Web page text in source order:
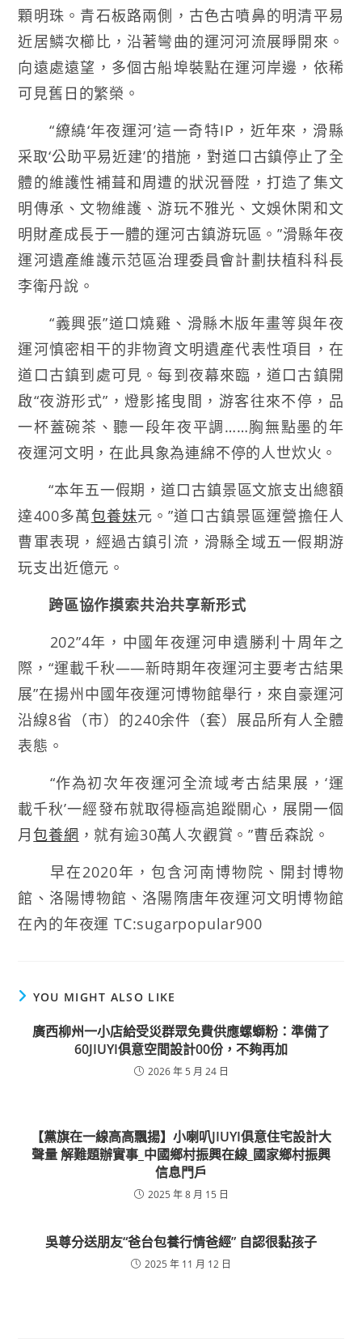
顆明珠。青石板路兩側，古色古噴鼻的明清平易
近居鱗次櫛比，沿著彎曲的運河河流展睜開來。
向遠處遠望，多個古船埠裝點在運河岸邊，依稀
可見舊日的繁榮。
“繚繞‘年夜運河’這一奇特IP，近年來，滑縣
采取‘公助平易近建’的措施，對道口古鎮停止了全
體的維護性補葺和周遭的狀況晉陞，打造了集文
明傳承、文物維護、游玩不雅光、文娛休閑和文
明財產成長于一體的運河古鎮游玩區。”滑縣年夜
運河遺產維護示范區治理委員會計劃扶植科科長
李衛丹說。
“義興張”道口燒雞、滑縣木版年畫等與年夜
運河慎密相干的非物資文明遺產代表性項目，在
道口古鎮到處可見。每到夜幕來臨，道口古鎮開
啟“夜游形式”，燈影搖曳間，游客往來不停，品
一杯蓋碗茶、聽一段年夜平調……胸無點墨的年
夜運河文明，在此具象為連綿不停的人世炊火。
“本年五一假期，道口古鎮景區文旅支出總額
達400多萬包養妹元。”道口古鎮景區運營擔任人
曹軍表現，經過古鎮引流，滑縣全域五一假期游
玩支出近億元。
跨區協作摸索共治共享新形式
202”4年，中國年夜運河申遺勝利十周年之
際，“運載千秋——新時期年夜運河主要考古結果
展”在揚州中國年夜運河博物館舉行，來自豪運河
沿線8省（市）的240余件（套）展品所有人全體
表態。
“作為初次年夜運河全流域考古結果展，‘運
載千秋’一經發布就取得極高追蹤關心，展開一個
月包養網 ，就有逾30萬人次觀賞。”曹岳森說。
早在2020年，包含河南博物院、開封博物
館、洛陽博物館、洛陽隋唐年夜運河文明博物館
在內的年夜運 TC:sugarpopular900
YOU MIGHT ALSO LIKE
廣西柳州一小店給受災群眾免費供應螺螄粉：準備了
60JIUYI俱意空間設計00份，不夠再加
2026 年 5 月 24 日
【黨旗在一線高高飄揚】小喇叭JIUYI俱意住宅設計大
聲量 解難題辦實事_中國鄉村振興在線_國家鄉村振興
信息門戶
2025 年 8 月 15 日
吳尊分送朋友“爸台包養行情爸經” 自認很黏孩子
2025 年 11 月 12 日